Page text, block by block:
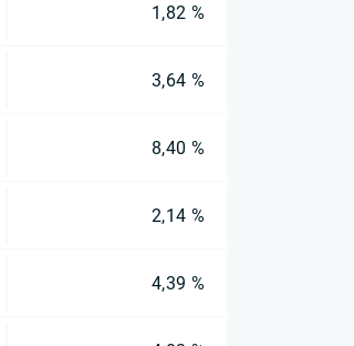
1,82 %
3,64 %
8,40 %
2,14 %
4,39 %